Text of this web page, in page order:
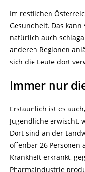
Im restlichen
Gesundheit. Das kann
natürlich auch
anderen Regionen
sich die Leute dort
Immer nur
Erstaunlich ist es
Jugendliche erwischt,
Dort sind an der
offenbar 26 Personen
Krankheit erkrankt,
Pharmaindustrie